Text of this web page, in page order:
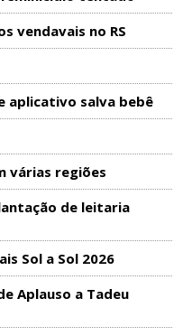
vendavais no RS
aplicativo salva bebê
várias regiões
de leitaria
Sol a Sol 2026
Aplauso a Tadeu